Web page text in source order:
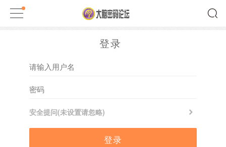
登录
安全提问(未设置请忽略)
登录